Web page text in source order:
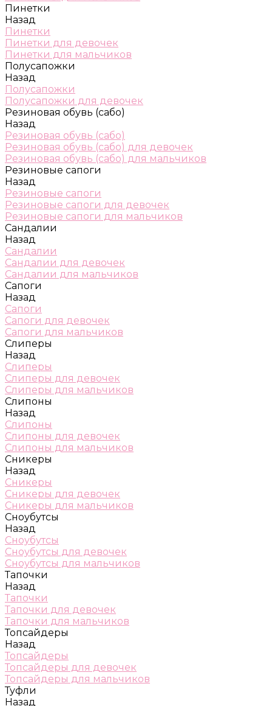
Пинетки
Назад
Пинетки
Пинетки для девочек
Пинетки для мальчиков
Полусапожки
Назад
Полусапожки
Полусапожки для девочек
Резиновая обувь (сабо)
Назад
Резиновая обувь (сабо)
Резиновая обувь (сабо) для девочек
Резиновая обувь (сабо) для мальчиков
Резиновые сапоги
Назад
Резиновые сапоги
Резиновые сапоги для девочек
Резиновые сапоги для мальчиков
Сандалии
Назад
Сандалии
Сандалии для девочек
Сандалии для мальчиков
Сапоги
Назад
Сапоги
Сапоги для девочек
Сапоги для мальчиков
Слиперы
Назад
Слиперы
Слиперы для девочек
Слиперы для мальчиков
Слипоны
Назад
Слипоны
Слипоны для девочек
Слипоны для мальчиков
Сникеры
Назад
Сникеры
Сникеры для девочек
Сникеры для мальчиков
Сноубутсы
Назад
Сноубутсы
Сноубутсы для девочек
Сноубутсы для мальчиков
Тапочки
Назад
Тапочки
Тапочки для девочек
Тапочки для мальчиков
Топсайдеры
Назад
Топсайдеры
Топсайдеры для девочек
Топсайдеры для мальчиков
Туфли
Назад